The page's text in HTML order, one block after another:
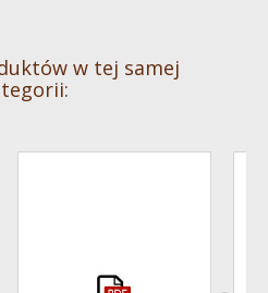
w tej samej